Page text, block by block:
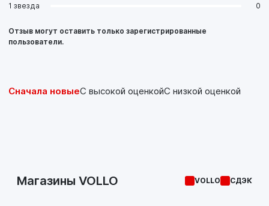
1 звезда
0
Отзыв могут оставить только зарегистрированные
пользователи.
Сначала новыеС высокой оценкойС низкой оценкой
Магазины VOLLO VOLLO СДЭК